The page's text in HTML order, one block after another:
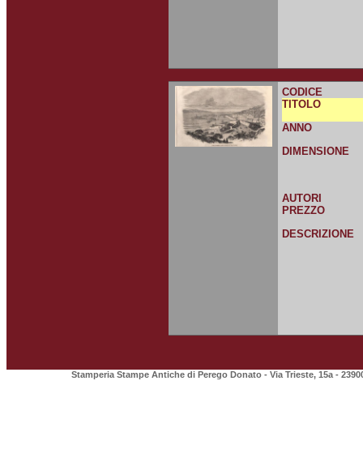
CODICE
TITOLO
ANNO
DIMENSIONE
AUTORI
PREZZO
DESCRIZIONE
Stamperia Stampe Antiche di Perego Donato - Via Trieste, 15a -